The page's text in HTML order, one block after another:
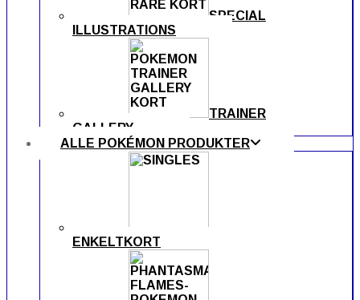
SPECIAL
ILLUSTRATIONS
TRAINER
GALLERY
ALLE POKÉMON PRODUKTER
ENKELTKORT